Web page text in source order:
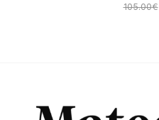
105.00€